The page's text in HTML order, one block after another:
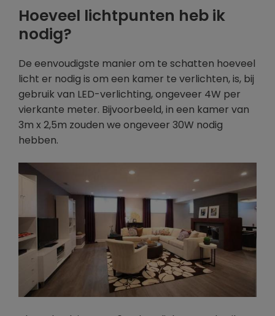
Hoeveel lichtpunten heb ik
nodig?
De eenvoudigste manier om te schatten hoeveel
licht er nodig is om een kamer te verlichten, is, bij
gebruik van LED-verlichting, ongeveer 4W per
vierkante meter. Bijvoorbeeld, in een kamer van
3m x 2,5m zouden we ongeveer 30W nodig
hebben.